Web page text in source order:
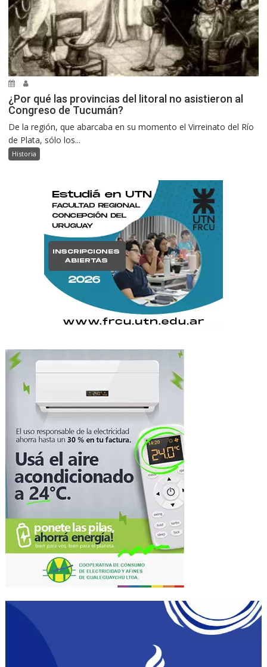
¿Por qué las provincias del litoral no asistieron al
Congreso de Tucumán?
De la región, que abarcaba en su momento el Virreinato del Río
de Plata, sólo los...
Historia